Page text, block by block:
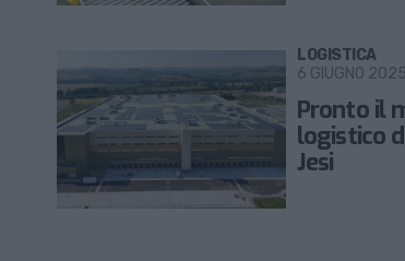
Pronto il
logistico
Jesi
LOGISTICA
6 GIUGNO 2025